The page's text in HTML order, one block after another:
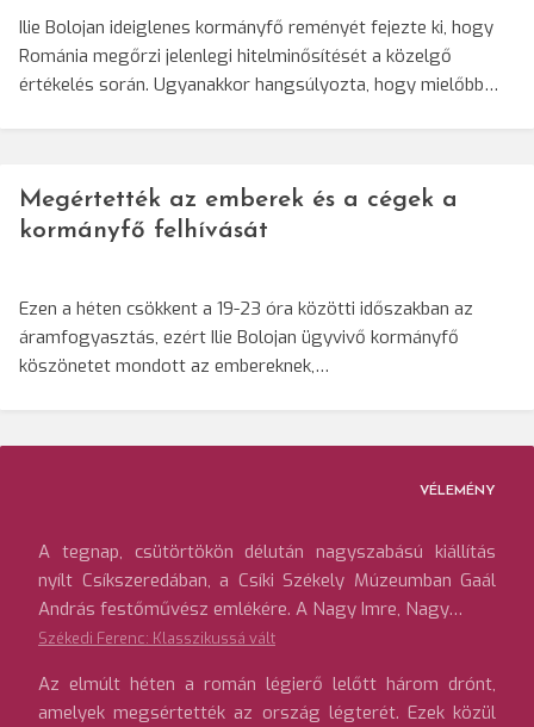
Ilie Bolojan ideiglenes kormányfő reményét fejezte ki, hogy
Románia megőrzi jelenlegi hitelminősítését a közelgő
értékelés során. Ugyanakkor hangsúlyozta, hogy mielőbb…
Megértették az emberek és a cégek a
kormányfő felhívását
Ezen a héten csökkent a 19-23 óra közötti időszakban az
áramfogyasztás, ezért Ilie Bolojan ügyvivő kormányfő
köszönetet mondott az embereknek,…
VÉLEMÉNY
A tegnap, csütörtökön délután nagyszabású kiállítás
nyílt Csíkszeredában, a Csíki Székely Múzeumban Gaál
András festőművész emlékére. A Nagy Imre, Nagy…
Székedi Ferenc: Klasszikussá vált
Az elmúlt héten a román légierő lelőtt három drónt,
amelyek megsértették az ország légterét. Ezek közül